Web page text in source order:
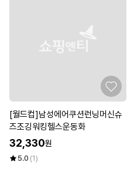
[월드컵]남성에어쿠션런닝머신슈
즈조깅워킹헬스운동화
32,330원
5.0 (1)